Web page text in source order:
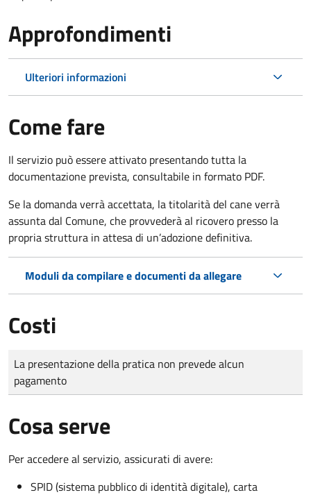
Approfondimenti
Ulteriori informazioni
Come fare
Il servizio può essere attivato presentando tutta la
documentazione prevista, consultabile in formato PDF.
Se la domanda verrà accettata, la titolarità del cane verrà
assunta dal Comune, che provvederà al ricovero presso la
propria struttura in attesa di un’adozione definitiva.
Moduli da compilare e documenti da allegare
Costi
Tipo di pagamento
Importo
La presentazione della pratica non prevede alcun
pagamento
Cosa serve
Per accedere al servizio, assicurati di avere:
SPID (sistema pubblico di identità digitale), carta